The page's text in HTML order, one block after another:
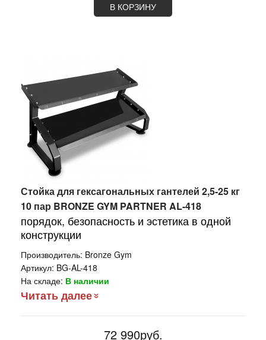
В КОРЗИНУ
Стойка для гексагональных гантелей 2,5-25 кг
10 пар BRONZE GYM PARTNER AL-418
порядок, безопасность и эстетика в одной
конструкции
Производитель: Bronze Gym
Артикул: BG-AL-418
На складе: В наличии
Читать далее
72 990руб.